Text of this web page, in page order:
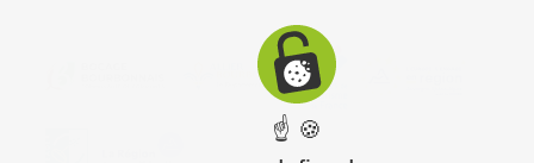
☝ 🍪